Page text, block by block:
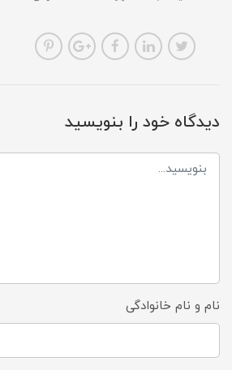
دیدگاه خود را بنویسید
نام و نام خانوادگی